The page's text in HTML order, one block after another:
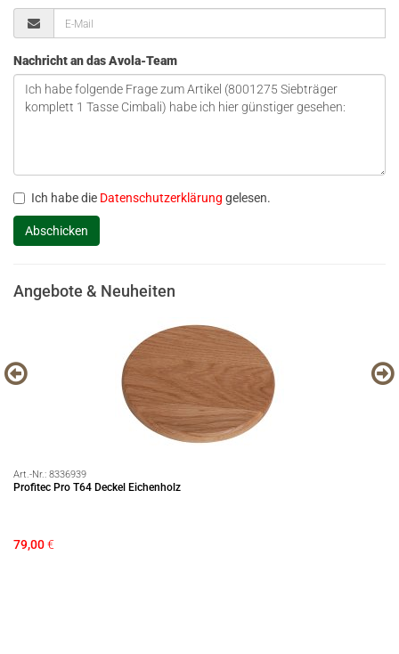
Nachricht an das Avola-Team
Ich habe die Datenschutzerklärung gelesen.
Angebote & Neuheiten
Art.-Nr.: 8336939
Profitec Pro T64 Deckel Eichenholz
79,00€